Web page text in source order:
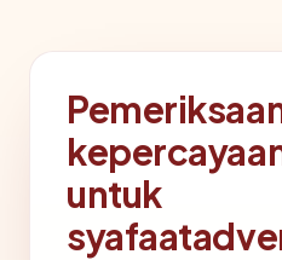
untuk